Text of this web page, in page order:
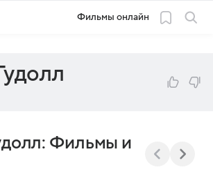
Фильмы онлайн
Фильмы и